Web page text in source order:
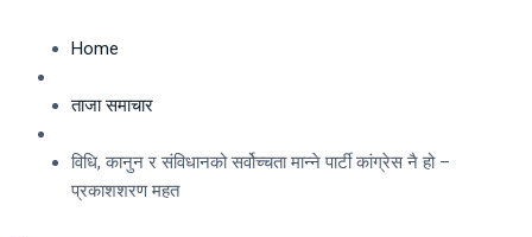
Home
ताजा समाचार
विधि, कानुन र संविधानको सर्वोच्चता मान्ने पार्टी कांग्रेस नै हो –
प्रकाशशरण महत